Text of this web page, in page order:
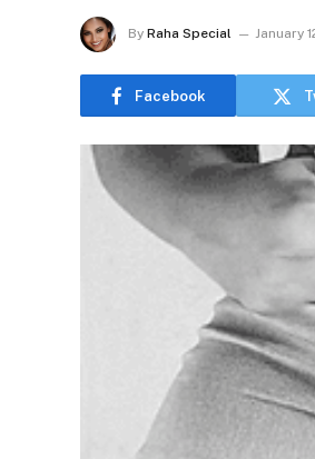
By Raha Special January
Facebook